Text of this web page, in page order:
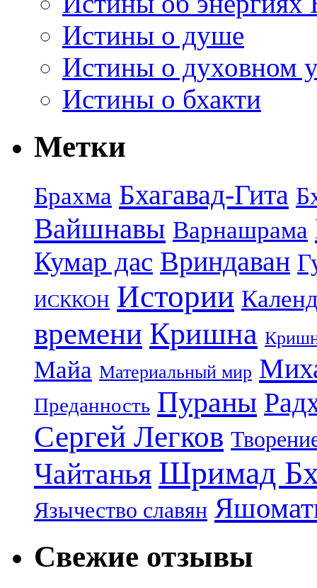
Истины о душе
Истины о духовном
Истины о бхакти
Метки
Брахма Бхагавад-Гита
Вайшнавы Варнашрама
Кумар дас Вриндаван
ИСККОН Истории
времени Кришна
Майа Материальный мир
Преданность Пураны
Сергей Легков
Чайтанья Шримад
Язычество славян
Свежие отзывы